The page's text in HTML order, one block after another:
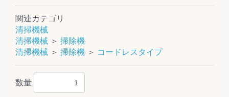
関連カテゴリ
清掃機械
清掃機械 ＞ 掃除機
清掃機械 ＞ 掃除機 ＞ コードレスタイプ
数量